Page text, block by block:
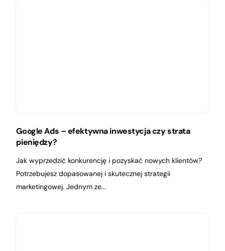
Google Ads – efektywna inwestycja czy strata
pieniędzy?
Jak wyprzedzić konkurencję i pozyskać nowych klientów?
Potrzebujesz dopasowanej i skutecznej strategii
marketingowej. Jednym ze...